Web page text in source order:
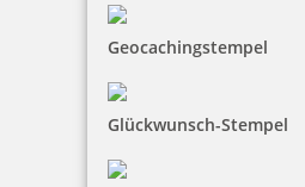
Geocachingstempel
Glückwunsch-Stempel